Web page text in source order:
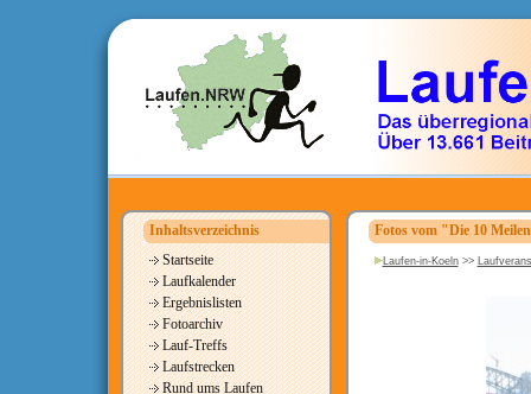
Inhaltsverzeichnis
Startseite
Laufkalender
Ergebnislisten
Fotoarchiv
Lauf-Treffs
Laufstrecken
Rund ums Laufen
Fotos vom "Die 10
Laufen-in-Koeln>>